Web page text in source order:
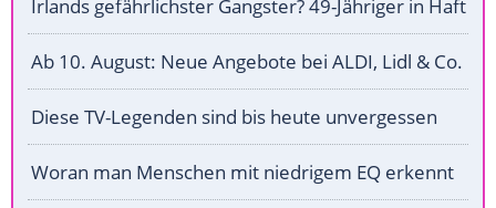
Irlands gefährlichster Gangster? 49-Jähriger in Haft
Ab 10. August: Neue Angebote bei ALDI, Lidl & Co.
Diese TV-Legenden sind bis heute unvergessen
Woran man Menschen mit niedrigem EQ erkennt